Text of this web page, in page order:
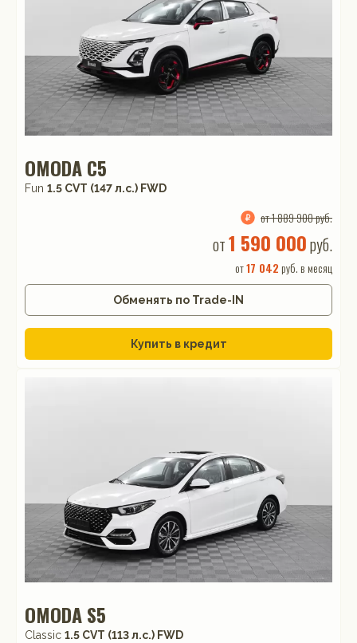
OMODA C5
Fun 1.5 CVT (147 л.с.) FWD
от 1 889 900 руб.
от1 590 000руб.
от17 042 руб. в месяц
Обменять по Trade-IN
Купить в кредит
OMODA S5
Classic 1.5 CVT (113 л.с.) FWD